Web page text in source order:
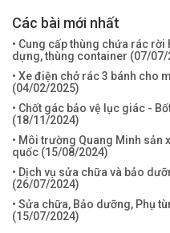
Các bài mới nhất
• Cung cấp thùng chứa rác
dựng, thùng container (07/07/
• Xe điện chở rác 3 bánh cho
(04/02/2025)
• Chốt gác bảo vệ lục giác -
(18/11/2024)
• Môi trường Quang Minh sản
quốc (15/08/2024)
• Dịch vụ sửa chữa và bảo
(26/07/2024)
• Sửa chữa, Bảo dưỡng, Phụ
(15/07/2024)